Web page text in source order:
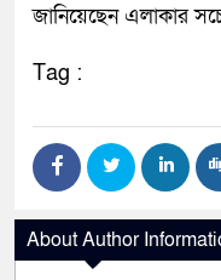
জানিয়েছেন এলাকার
Tag :
About Author